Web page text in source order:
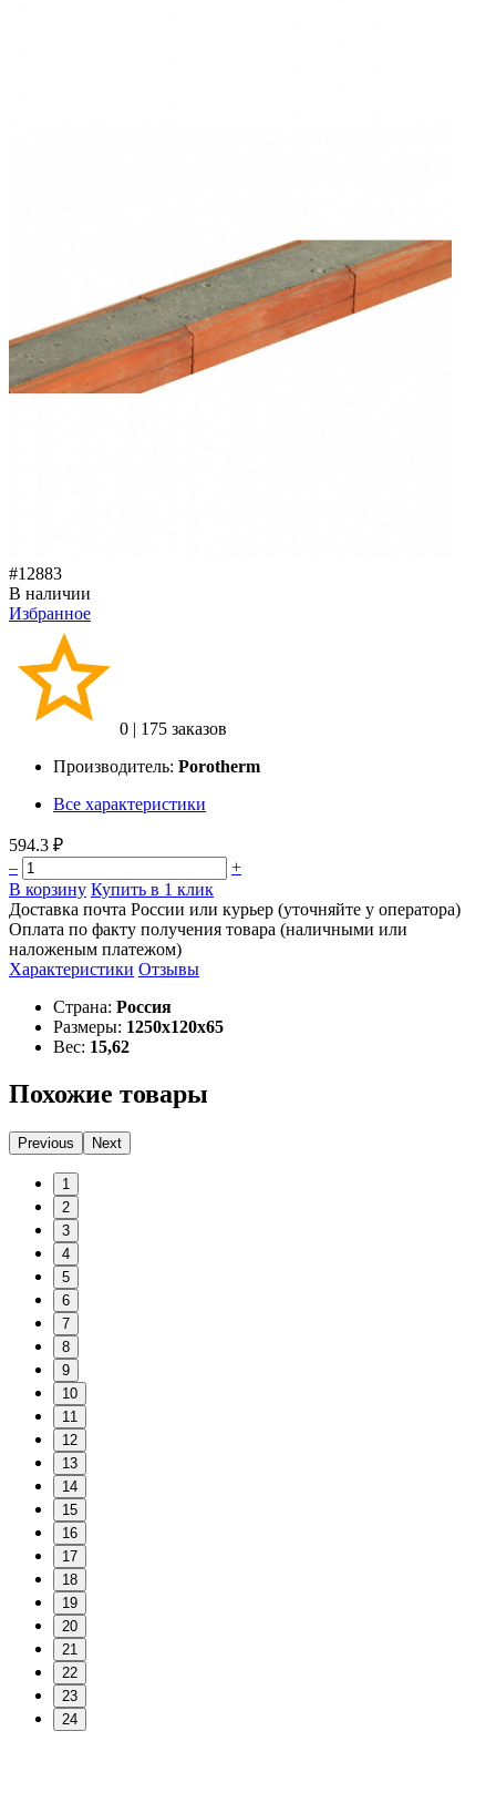
#12883
В наличии
Избранное
0 | 175 заказов
Производитель: Porotherm
Все характеристики
594.3 ₽
–
+
В корзину Купить в 1 клик
Доставка почта России или курьер (уточняйте у оператора)
Оплата по факту получения товара (наличными или
наложеным платежом)
Характеристики Отзывы
Страна: Россия
Размеры: 1250х120х65
Вес: 15,62
Похожие товары
Previous Next
1
2
3
4
5
6
7
8
9
10
11
12
13
14
15
16
17
18
19
20
21
22
23
24